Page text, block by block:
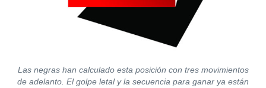
Las negras han calculado esta posición con tres movimientos
de adelanto. El golpe letal y la secuencia para ganar ya están